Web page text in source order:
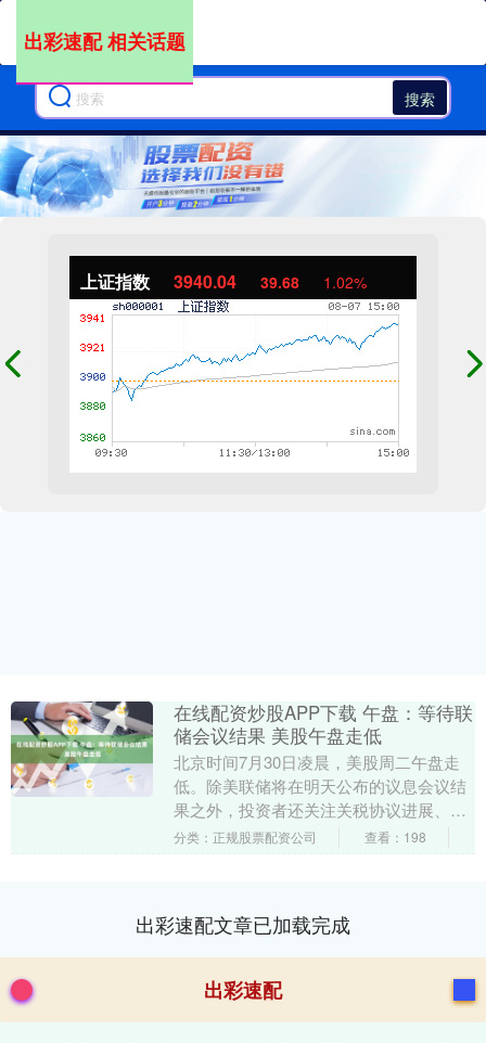
搜索
上证指数 3940.04 39.68 1.02%
出彩速配 相关话题
在线配资炒股APP下载 午盘：等待联
储会议结果 美股午盘走低
北京时间7月30日凌晨，美股周二午盘走
低。除美联储将在明天公布的议息会议结
果之外，投资者还关注关税协议进展、科
技巨头财报与重磅经济数据。进口下滑导
分类：正规股票配资公司 查看：198
出彩速配文章已加载完成
出彩速配